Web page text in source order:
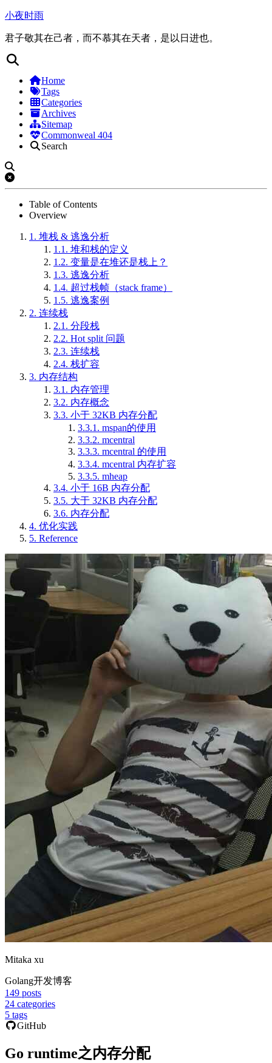
小夜时雨
君子敬其在己者，而不慕其在天者，是以日进也。
Home
Tags
Categories
Archives
Sitemap
Commonweal 404
Search
Table of Contents
Overview
1. 堆栈 & 逃逸分析
1.1. 堆和栈的定义
1.2. 变量是在堆还是栈上？
1.3. 逃逸分析
1.4. 超过栈帧（stack frame）
1.5. 逃逸案例
2. 连续栈
2.1. 分段栈
2.2. Hot split 问题
2.3. 连续栈
2.4. 栈扩容
3. 内存结构
3.1. 内存管理
3.2. 内存概念
3.3. 小于 32KB 内存分配
3.3.1. mspan的使用
3.3.2. mcentral
3.3.3. mcentral 的使用
3.3.4. mcentral 内存扩容
3.3.5. mheap
3.4. 小于 16B 内存分配
3.5. 大于 32KB 内存分配
3.6. 内存分配
4. 优化实践
5. Reference
Mitaka xu
Golang开发博客
149 posts
24 categories
5 tags
GitHub
Go runtime之内存分配